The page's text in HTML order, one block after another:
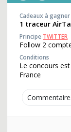
Cadeaux à gagner
1 traceur
Principe TWITTER
Follow 2
Conditions
Le concours
France